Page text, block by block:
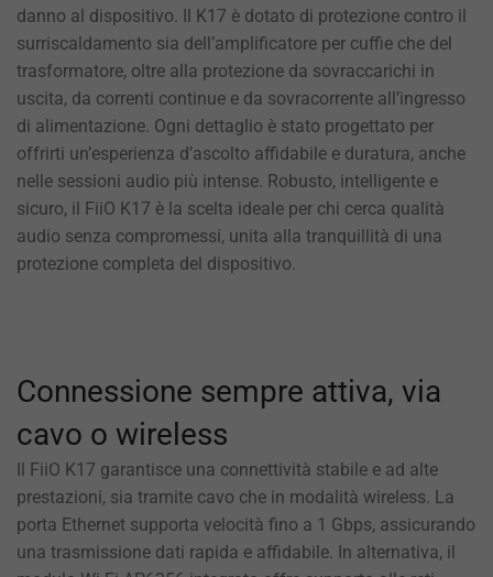
danno al dispositivo. Il K17 è dotato di protezione contro il
surriscaldamento sia dell’amplificatore per cuffie che del
trasformatore, oltre alla protezione da sovraccarichi in
uscita, da correnti continue e da sovracorrente all’ingresso
di alimentazione. Ogni dettaglio è stato progettato per
offrirti un’esperienza d’ascolto affidabile e duratura, anche
nelle sessioni audio più intense. Robusto, intelligente e
sicuro, il FiiO K17 è la scelta ideale per chi cerca qualità
audio senza compromessi, unita alla tranquillità di una
protezione completa del dispositivo.
Connessione sempre attiva, via
cavo o wireless
Il FiiO K17 garantisce una connettività stabile e ad alte
prestazioni, sia tramite cavo che in modalità wireless. La
porta Ethernet supporta velocità fino a 1 Gbps, assicurando
una trasmissione dati rapida e affidabile. In alternativa, il